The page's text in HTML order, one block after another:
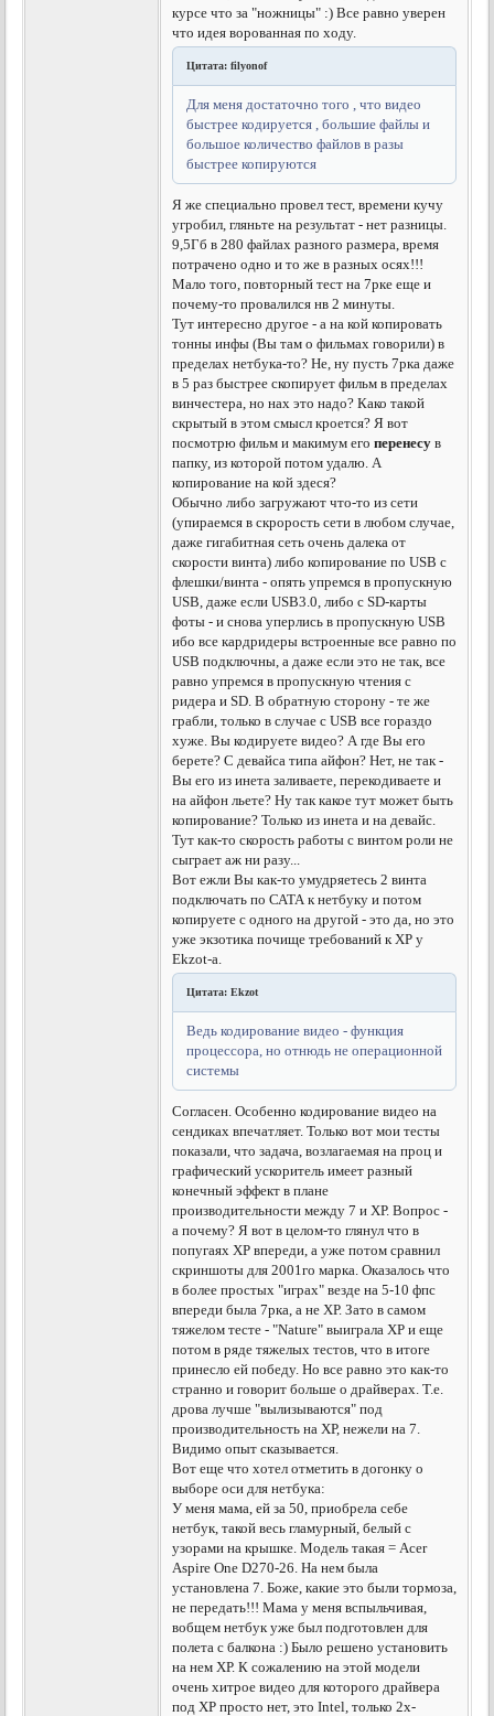
курсе что за "ножницы" :) Все равно уверен
что идея ворованная по ходу.
Цитата: filyonof
Для меня достаточно того , что видео
быстрее кодируется , большие файлы и
большое количество файлов в разы
быстрее копируются
Я же специально провел тест, времени кучу
угробил, гляньте на результат - нет разницы.
9,5Гб в 280 файлах разного размера, время
потрачено одно и то же в разных осях!!!
Мало того, повторный тест на 7рке еще и
почему-то провалился нв 2 минуты.
Тут интересно другое - а на кой копировать
тонны инфы (Вы там о фильмах говорили) в
пределах нетбука-то? Не, ну пусть 7рка даже
в 5 раз быстрее скопирует фильм в пределах
винчестера, но нах это надо? Како такой
скрытый в этом смысл кроется? Я вот
посмотрю фильм и макимум егоперенесув
папку, из которой потом удалю. А
копирование на кой здеся?
Обычно либо загружают что-то из сети
(упираемся в скрорость сети в любом случае,
даже гигабитная сеть очень далека от
скорости винта) либо копирование по USB с
флешки/винта - опять упремся в пропускную
USB, даже если USB3.0, либо с SD-карты
фоты - и снова уперлись в пропускную USB
ибо все кардридеры встроенные все равно по
USB подключны, а даже если это не так, все
равно упремся в пропускную чтения с
ридера и SD. В обратную сторону - те же
грабли, только в случае с USB все гораздо
хуже. Вы кодируете видео? А где Вы его
берете? С девайса типа айфон? Нет, не так -
Вы его из инета заливаете, перекодиваете и
на айфон льете? Ну так какое тут может быть
копирование? Только из инета и на девайс.
Тут как-то скорость работы с винтом роли не
сыграет аж ни разу...
Вот ежли Вы как-то умудряетесь 2 винта
подключать по САТА к нетбуку и потом
копируете с одного на другой - это да, но это
уже экзотика почище требований к ХР у
Ekzot-а.
Цитата: Ekzot
Ведь кодирование видео - функция
процессора, но отнюдь не операционной
системы
Согласен. Особенно кодирование видео на
сендиках впечатляет. Только вот мои тесты
показали, что задача, возлагаемая на проц и
графический ускоритель имеет разный
конечный эффект в плане
производительности между 7 и ХР. Вопрос -
а почему? Я вот в целом-то глянул что в
попугаях ХР впереди, а уже потом сравнил
скриншоты для 2001го марка. Оказалось что
в более простых "играх" везде на 5-10 фпс
впереди была 7рка, а не ХР. Зато в самом
тяжелом тесте - "Nature" выиграла ХР и еще
потом в ряде тяжелых тестов, что в итоге
принесло ей победу. Но все равно это как-то
странно и говорит больше о драйверах. Т.е.
дрова лучше "вылизываются" под
производительность на ХР, нежели на 7.
Видимо опыт сказывается.
Вот еще что хотел отметить в догонку о
выборе оси для нетбука:
У меня мама, ей за 50, приобрела себе
нетбук, такой весь гламурный, белый с
узорами на крышке. Модель такая = Acer
Aspire One D270-26. На нем была
установлена 7. Боже, какие это были тормоза,
не передать!!! Мама у меня вспыльчивая,
вобщем нетбук уже был подготовлен для
полета с балкона :) Было решено установить
на нем ХР. К сожалению на этой модели
очень хитрое видео для которого драйвера
под ХР просто нет, это Intel, только 2х-